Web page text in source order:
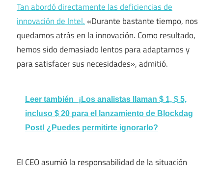
Tan abordó directamente las deficiencias de
innovación de Intel.«Durante bastante tiempo, nos
quedamos atrás en la innovación. Como resultado,
hemos sido demasiado lentos para adaptarnos y
para satisfacer sus necesidades», admitió.
Leer también
¡Los analistas llaman $ 1, $ 5,
incluso $ 20 para el lanzamiento de Blockdag
Post! ¿Puedes permitirte ignorarlo?
El CEO asumió la responsabilidad de la situación